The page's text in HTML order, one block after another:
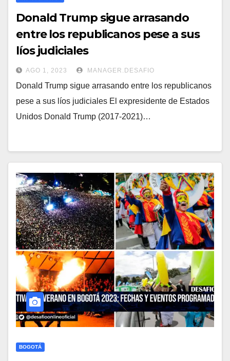
Donald Trump sigue arrasando
entre los republicanos pese a sus
líos judiciales
AGO 1, 2023 MANAGER.DESAFIO
Donald Trump sigue arrasando entre los republicanos
pese a sus líos judiciales El expresidente de Estados
Unidos Donald Trump (2017-2021)…
BOGOTÁ